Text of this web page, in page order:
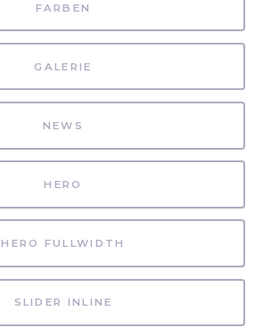
FARBEN
GALERIE
NEWS
HERO
HERO FULLWIDTH
SLIDER INLINE